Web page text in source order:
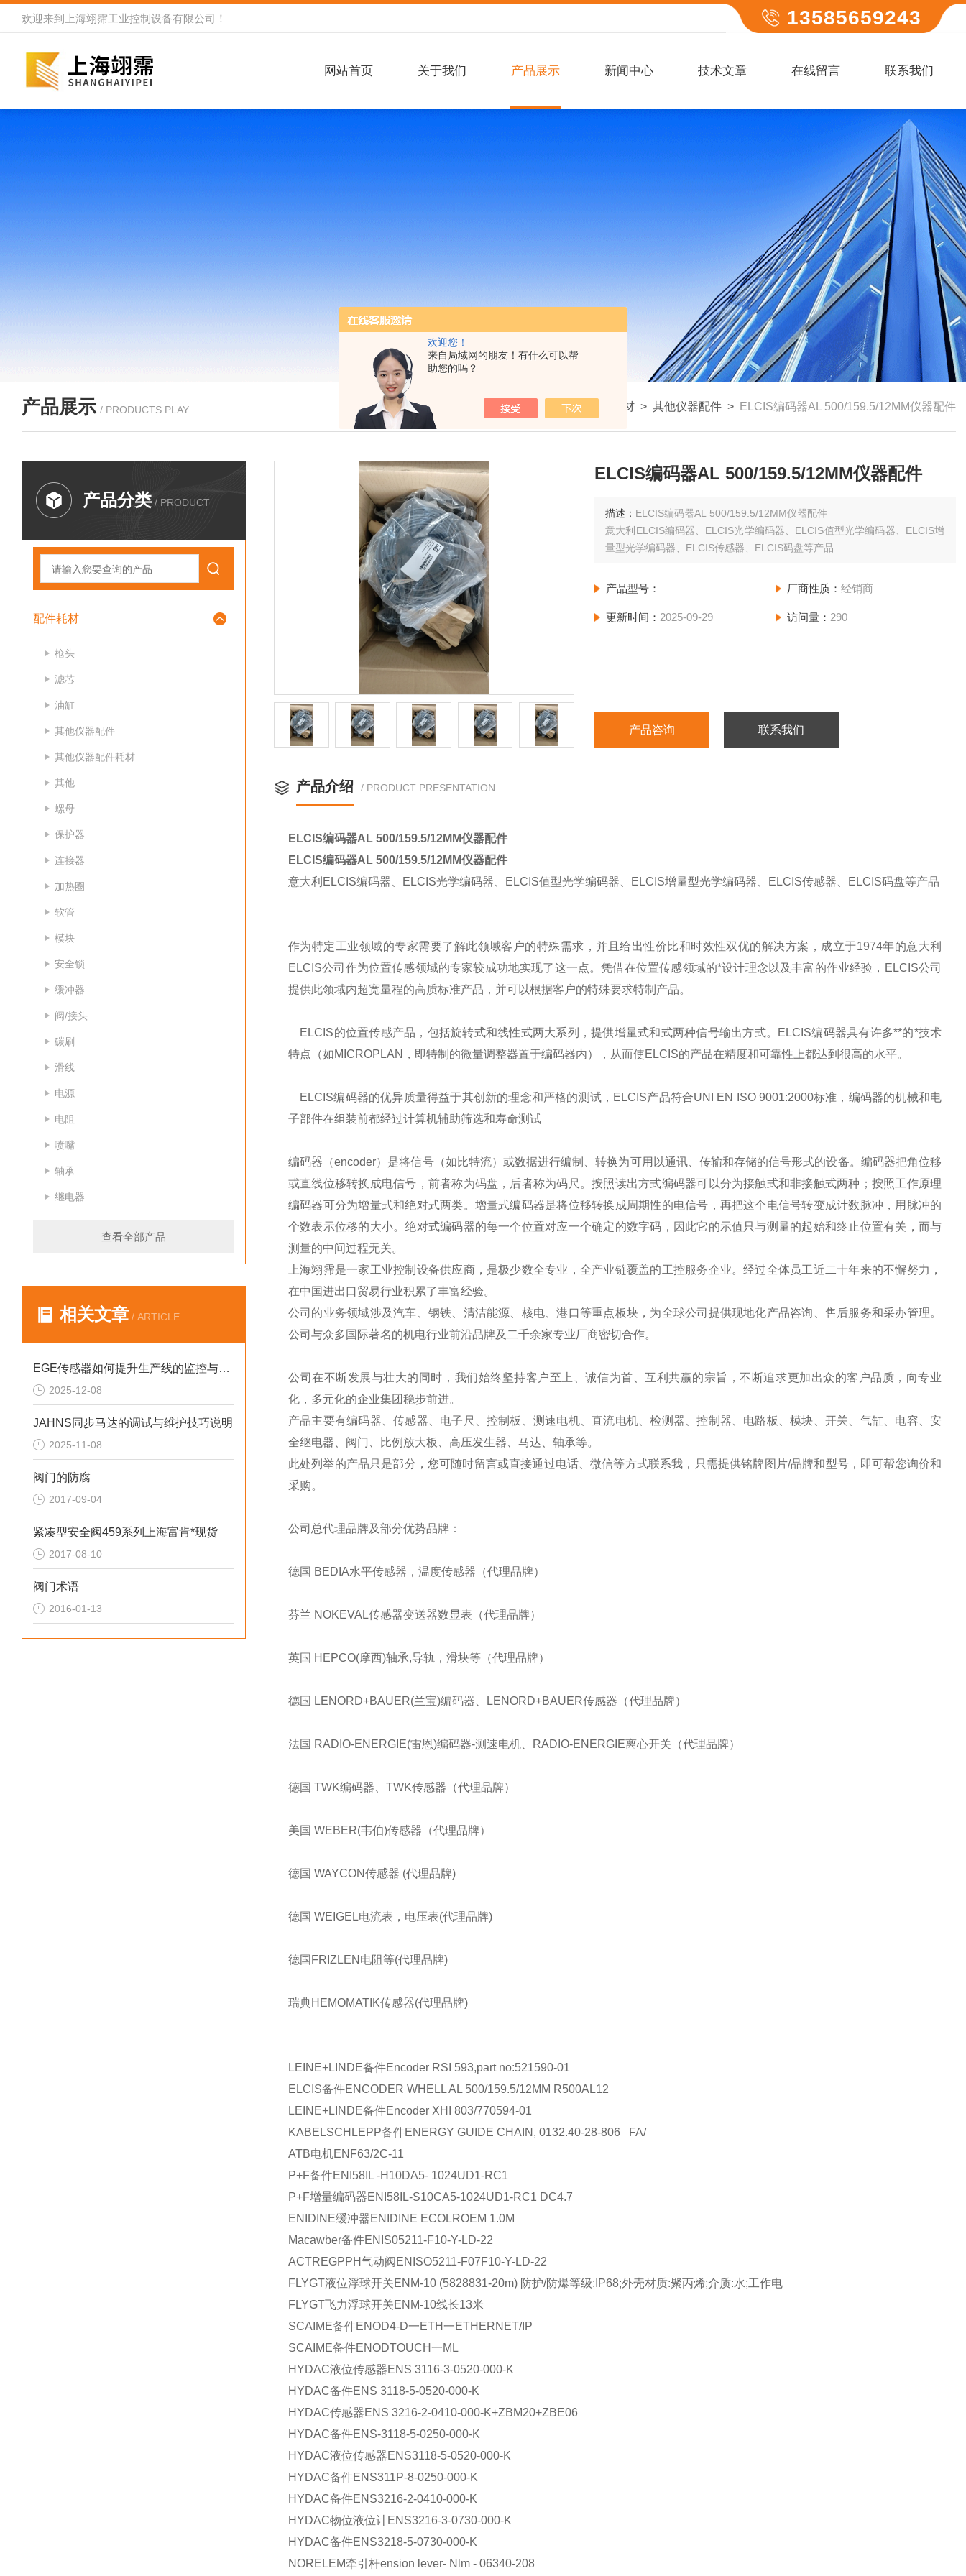
欢迎您！
来自局域网的朋友！有什么可以帮
助您的吗？
欢迎来到 上海翊霈工业控制设备有限公司 ！ 13585659243
网站首页 关于我们 产品展示 新闻中心 技术文章 在线留言 联系我们
产品展示 / PRODUCTS PLAY 我的位置： 首页> 产品展示> 配件耗材 > 其他仪器配件 > ELCIS编码器AL 500/159.5/12MM仪器配件
产品分类 / PRODUCT
配件耗材
枪头
滤芯
油缸
其他仪器配件
其他仪器配件耗材
其他
螺母
保护器
连接器
加热圈
软管
模块
安全锁
缓冲器
阀/接头
碳刷
滑线
电源
电阻
喷嘴
轴承
继电器
查看全部产品
相关文章 / ARTICLE
EGE传感器如何提升生产线的监控与管理效率？
2025-12-08
JAHNS同步马达的调试与维护技巧说明
2025-11-08
阀门的防腐
2017-09-04
紧凑型安全阀459系列上海富肯*现货
2017-08-10
阀门术语
2016-01-13
ELCIS编码器AL 500/159.5/12MM仪器配件
描述： ELCIS编码器AL 500/159.5/12MM仪器配件
意大利ELCIS编码器、ELCIS光学编码器、ELCIS值型光学编码器、ELCIS增
量型光学编码器、ELCIS传感器、ELCIS码盘等产品
产品型号： 厂商性质： 经销商
更新时间： 2025-09-29 访问量： 290
产品咨询 联系我们
产品介绍 / PRODUCT PRESENTATION
ELCIS编码器AL 500/159.5/12MM仪器配件
ELCIS编码器AL 500/159.5/12MM仪器配件
意大利ELCIS编码器、ELCIS光学编码器、ELCIS值型光学编码器、ELCIS增量型光学编码器、ELCIS传感器、ELCIS码盘等产品
作为特定工业领域的专家需要了解此领域客户的特殊需求，并且给出性价比和时效性双优的解决方案，成立于1974年的意大利
ELCIS公司作为位置传感领域的专家较成功地实现了这一点。凭借在位置传感领域的*设计理念以及丰富的作业经验，ELCIS公司
提供此领域内超宽量程的高质标准产品，并可以根据客户的特殊要求特制产品。
ELCIS的位置传感产品，包括旋转式和线性式两大系列，提供增量式和式两种信号输出方式。ELCIS编码器具有许多**的*技术
特点（如MICROPLAN，即特制的微量调整器置于编码器内），从而使ELCIS的产品在精度和可靠性上都达到很高的水平。
ELCIS编码器的优异质量得益于其创新的理念和严格的测试，ELCIS产品符合UNI EN ISO 9001:2000标准，编码器的机械和电
子部件在组装前都经过计算机辅助筛选和寿命测试
编码器（encoder）是将信号（如比特流）或数据进行编制、转换为可用以通讯、传输和存储的信号形式的设备。编码器把角位移
或直线位移转换成电信号，前者称为码盘，后者称为码尺。按照读出方式编码器可以分为接触式和非接触式两种；按照工作原理
编码器可分为增量式和绝对式两类。增量式编码器是将位移转换成周期性的电信号，再把这个电信号转变成计数脉冲，用脉冲的
个数表示位移的大小。绝对式编码器的每一个位置对应一个确定的数字码，因此它的示值只与测量的起始和终止位置有关，而与
测量的中间过程无关。
上海翊霈是一家工业控制设备供应商，是极少数全专业，全产业链覆盖的工控服务企业。经过全体员工近二十年来的不懈努力，
在中国进出口贸易行业积累了丰富经验。
公司的业务领域涉及汽车、钢铁、清洁能源、核电、港口等重点板块，为全球公司提供现地化产品咨询、售后服务和采办管理。
公司与众多国际著名的机电行业前沿品牌及二千余家专业厂商密切合作。
公司在不断发展与壮大的同时，我们始终坚持客户至上、诚信为首、互利共赢的宗旨，不断追求更加出众的客户品质，向专业
化，多元化的企业集团稳步前进。
产品主要有编码器、传感器、电子尺、控制板、测速电机、直流电机、检测器、控制器、电路板、模块、开关、气缸、电容、安
全继电器、阀门、比例放大板、高压发生器、马达、轴承等。
此处列举的产品只是部分，您可随时留言或直接通过电话、微信等方式联系我，只需提供铭牌图片/品牌和型号，即可帮您询价和
采购。
公司总代理品牌及部分优势品牌：
德国 BEDIA水平传感器，温度传感器（代理品牌）
芬兰 NOKEVAL传感器变送器数显表（代理品牌）
英国 HEPCO(摩西)轴承,导轨，滑块等（代理品牌）
德国 LENORD+BAUER(兰宝)编码器、LENORD+BAUER传感器（代理品牌）
法国 RADIO-ENERGIE(雷恩)编码器-测速电机、RADIO-ENERGIE离心开关（代理品牌）
德国 TWK编码器、TWK传感器（代理品牌）
美国 WEBER(韦伯)传感器（代理品牌）
德国 WAYCON传感器 (代理品牌)
德国 WEIGEL电流表，电压表(代理品牌)
德国FRIZLEN电阻等(代理品牌)
瑞典HEMOMATIK传感器(代理品牌)
LEINE+LINDE备件Encoder RSI 593,part no:521590-01
ELCIS备件ENCODER WHELL AL 500/159.5/12MM R500AL12
LEINE+LINDE备件Encoder XHI 803/770594-01
KABELSCHLEPP备件ENERGY GUIDE CHAIN, 0132.40-28-806 FA/
ATB电机ENF63/2C-11
P+F备件ENI58IL -H10DA5- 1024UD1-RC1
P+F增量编码器ENI58IL-S10CA5-1024UD1-RC1 DC4.7
ENIDINE缓冲器ENIDINE ECOLROEM 1.0M
Macawber备件ENIS05211-F10-Y-LD-22
ACTREGPPH气动阀 ENISO5211-F07F10-Y-LD-22
FLYGT液位浮球开关ENM-10 (5828831-20m) 防护/防爆等级:IP68;外壳材质:聚丙烯;介质:水;工作电
FLYGT飞力浮球开关ENM-10线长13米
SCAIME备件ENOD4-D一ETH一ETHERNET/IP
SCAIME备件ENODTOUCH一ML
HYDAC液位传感器ENS 3116-3-0520-000-K
HYDAC备件ENS 3118-5-0520-000-K
HYDAC传感器ENS 3216-2-0410-000-K+ZBM20+ZBE06
HYDAC备件ENS-3118-5-0250-000-K
HYDAC液位传感器ENS3118-5-0520-000-K
HYDAC备件ENS311P-8-0250-000-K
HYDAC备件ENS3216-2-0410-000-K
HYDAC物位液位计ENS3216-3-0730-000-K
HYDAC备件ENS3218-5-0730-000-K
NORELEM牵引杆ension lever- Nlm - 06340-208